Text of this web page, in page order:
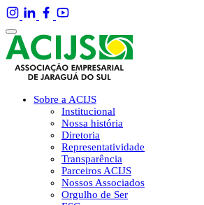
Sobre a ACIJS
Institucional
Nossa história
Diretoria
Representatividade
Transparência
Parceiros ACIJS
Nossos Associados
Orgulho de Ser